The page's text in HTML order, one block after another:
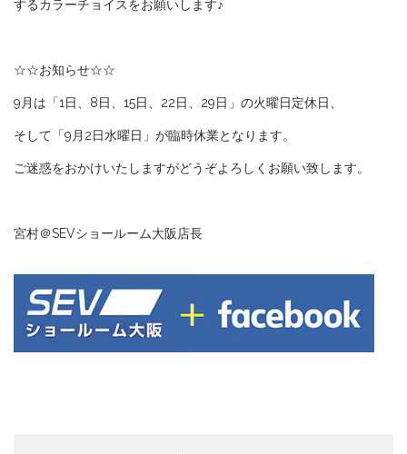
するカラーチョイスをお願いします♪
☆☆お知らせ☆☆
9月は「1日、8日、15日、22日、29日」の火曜日定休日、
そして「9月2日水曜日」が臨時休業となります。
ご迷惑をおかけいたしますがどうぞよろしくお願い致します。
宮村＠SEVショールーム大阪店長